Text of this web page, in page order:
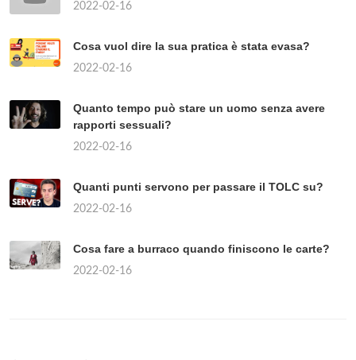
2022-02-16
Cosa vuol dire la sua pratica è stata evasa?
2022-02-16
Quanto tempo può stare un uomo senza avere
rapporti sessuali?
2022-02-16
Quanti punti servono per passare il TOLC su?
2022-02-16
Cosa fare a burraco quando finiscono le carte?
2022-02-16